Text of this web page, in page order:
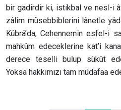
bir gadirdir ki, istikbal ve nesl-i
zâlim müsebbiblerini lânetle
Kübrâ’da, Cehennemin esfel-i
mahkûm edeceklerine kat’i
derece teselli bulup sükût
Yoksa hakkımızı tam müdafaa